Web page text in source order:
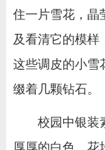
住一片雪花，晶
及看清它的模样
这些调皮的小雪
缀着几颗钻石。
校园中银装